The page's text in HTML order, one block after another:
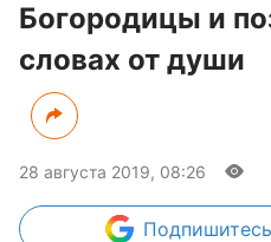
Богородицы и
словах от души
28 августа 2019, 08:26
Подпишитесь